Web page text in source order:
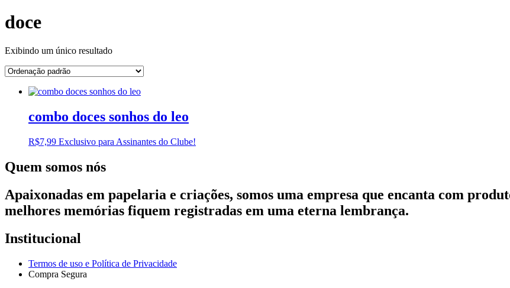
doce
Exibindo um único resultado
combo doces sonhos do leo
R$7,99 Exclusivo para Assinantes do Clube!
Quem somos nós
Apaixonadas em papelaria e criações, somos uma empresa que encanta com
melhores memórias fiquem registradas em uma eterna lembrança.
Institucional
Termos de uso e Política de Privacidade
Compra Segura